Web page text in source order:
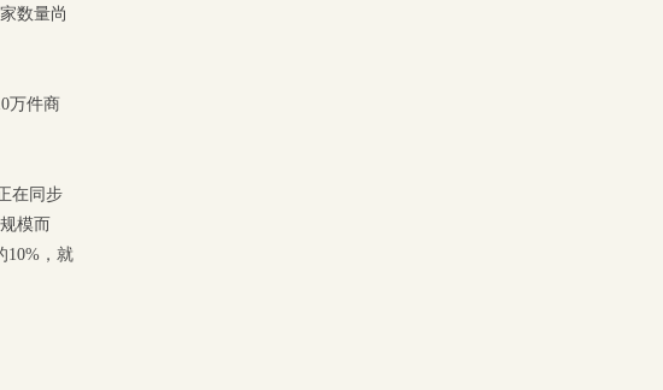
数量尚
万件商
在同步
模而
10%，就